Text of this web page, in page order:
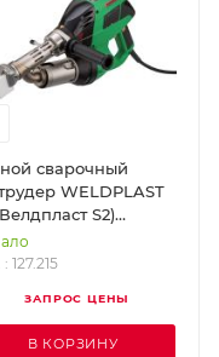
сварочный
WELDPLAST
S2)
127.215
127.215
ЗАПРОС ЦЕНЫ
В КОРЗИНУ